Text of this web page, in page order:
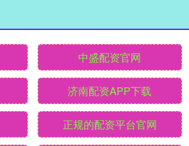
中盛配资官网
济南配资APP下载
正规的配资平台官网